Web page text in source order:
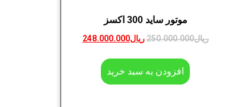
موتور ساید 300 اکسز
ریال250.000.000 ریال248.000.000
افزودن به سبد خرید